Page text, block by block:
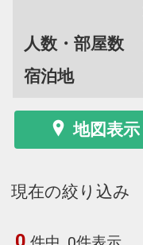
人数・部屋数
宿泊地
地図表示
現在の絞り込み